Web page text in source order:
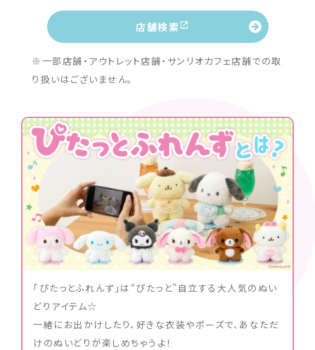
店舗検索
※一部店舗・アウトレット店舗・サンリオカフェ店舗での取
り扱いはございません。
「ぴたっとふれんず」は“ぴたっと”自立する大人気のぬい
どりアイテム☆
一緒にお出かけしたり、好きな衣装やポーズで、あなただ
けのぬいどりが楽しめちゃうよ！